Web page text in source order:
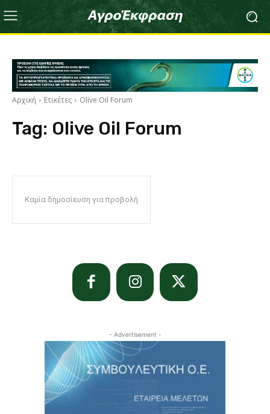
Αρχική Ετικέτες Olive Oil Forum
Tag: Olive Oil Forum
Καμία δημοσίευση για προβολή
- Advertisement -